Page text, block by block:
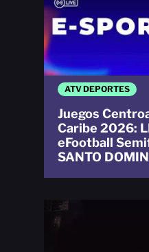
ATV DEPORTES
Juegos
Caribe 2026:
eFootball
SANTO